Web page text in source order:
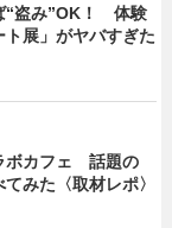
“盗み”OK！ 体験
展」がヤバすぎた
ボカフェ 話題の
みた〈取材レポ〉